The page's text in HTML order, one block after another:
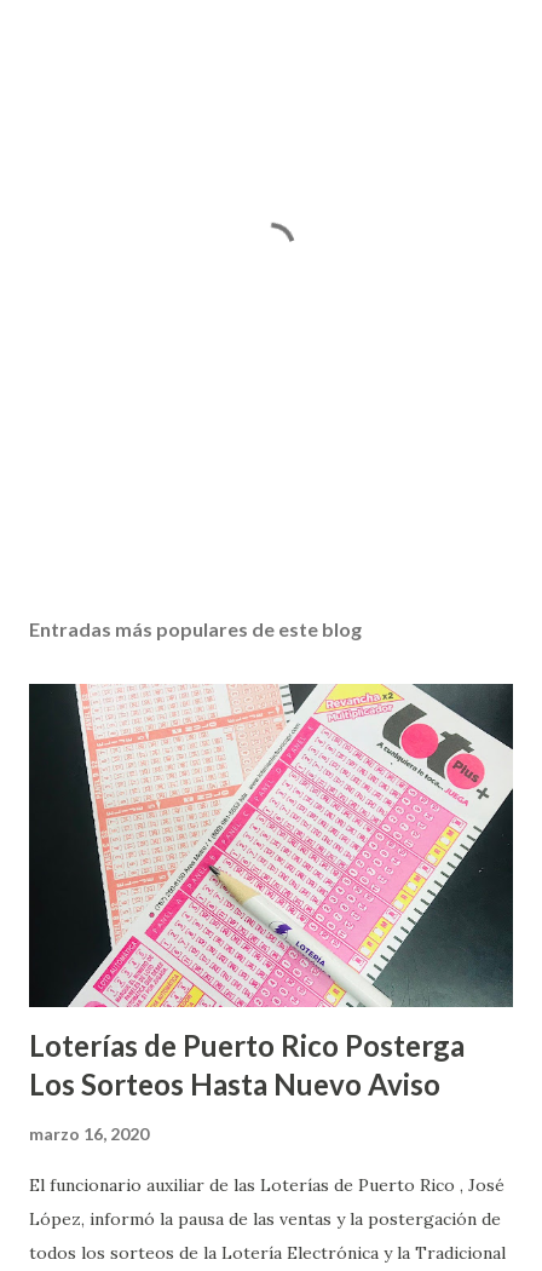
Entradas más populares de este blog
Loterías de Puerto Rico Posterga
Los Sorteos Hasta Nuevo Aviso
marzo 16, 2020
El funcionario auxiliar de las Loterías de Puerto Rico , José
López, informó la pausa de las ventas y la postergación de
todos los sorteos de la Lotería Electrónica y la Tradicional